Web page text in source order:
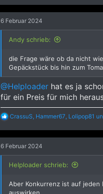
a
k
t
i
o
n
:
6 Februar 2024
Andy schrieb:
die Frage wäre ob da nicht
Gepäckstück bis hin zum
@Helploader hat es ja
für ein Preis für mich
R
a
k
t
i
o
n
CrassuS, Hammer67, Lolipop81
6 Februar 2024
Helploader schrieb:
Aber Konkurrenz ist auf